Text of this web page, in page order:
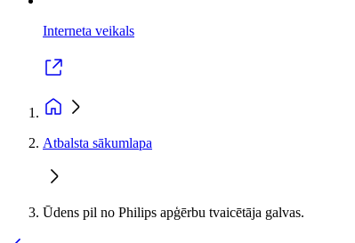
Interneta veikals
Atbalsta sākumlapa
Ūdens pil no Philips apģērbu tvaicētāja galvas.